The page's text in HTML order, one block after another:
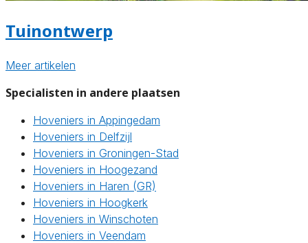
Tuinontwerp
Meer artikelen
Specialisten in andere plaatsen
Hoveniers in Appingedam
Hoveniers in Delfzijl
Hoveniers in Groningen-Stad
Hoveniers in Hoogezand
Hoveniers in Haren (GR)
Hoveniers in Hoogkerk
Hoveniers in Winschoten
Hoveniers in Veendam